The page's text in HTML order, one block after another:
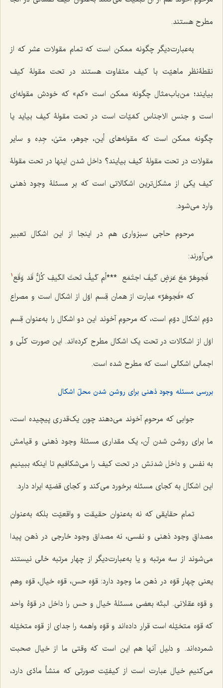
مطرح هستند.
به‌عبارت‌دیگر چگونه ممکن است که تمام مقولات عشر که از
نقطۀنظر ماهیّت با کیف متفاوت هستند در تحت مقولۀ کیف
بیایند؛ من‌باب‌مثال چگونه ممکن است «کم» که خودش مقوله‌ای
است و جنس الاجناس کمّیّات است در تحت مقولۀ کیف بیاید یا
چگونه ممکن است که مقوله‌های أین، جوهر، متىٰ، جِدِه و سایر
مقولات در تحت مقولۀ کیف بیایند؟ داخل شدن اینها در تحت مقولۀ
کیف یکى از مشکل‌ترین اشکالاتی است که بر مسئلۀ وجود ذهنى
وارد مى‌شود.
مرحوم حاجى سبزواری هم در اینجا از این اشکال تعبیر
مى‌آورند:
فَجوهَرٌ مَعَ عَرَضٍ کَیفَ اجتَمَع ***أم کَیفُ تَحتَ الکَیفِ کُلٌّ قَد وَقَع 1
که «فَجوهَرٌ» عبارت از همان قِسم اوّل از اشکال است و مصراع
دوّم اشکال دوّم است، که مرحوم آخوند این دو اشکال را به‌عنوان قِسم
اوّل از اشکالات در تحت یک اشکال مطرح کرده‌اند. این صورت کلّى و
اجمالى اشکالی است که مطرح شده است.
بررسی مسئله وجود ذهنی برای روشن شدن محلّ اشکال
جوابى که مرحوم آخوند مى‌دهند چون یک‌قدرى پیچیده است،
ما براى روشن شدن آن، یک مقدارى مسئلۀ وجود ذهنى و قیامش
به نفس و داخل شدنش در تحت کیف را مى‌شکافیم تا اینکه ببینیم
این اشکال به کجاى مسئله برخورد مى‌کند و کجاى قضیّه ایراد دارد.
تمام حقایقى که نه به‌عنوان حقیقت و واقعیّت بلکه به‌عنوان
مصداقِ وجود ذهنى و نفسى، نه مصداق وجود خارجى در ذهن پیدا
مى‌شوند از سه مرتبه و یا به‌عبارت‌دیگر از چهار مرتبه خالى نیستند
یعنی چهار قوّه در ذهن ما وجود دارد: قوّه حس، قوّه خیال، قوّه وهم
و قوّه عقلانى. البتّه بعضى مسئلۀ خیال و حس را داخل در قوّۀ واحد
که قوّه متخیّله است قرار داده‌اند و قوّه واهمه را جداى از قوّه متخیّله
شمرده‌اند. و دلیل آنها هم این است که وقتى ما از خیال صحبت
مى‌کنیم خیال عبارت است از کیفیّت صورتى که منشأ مادّى دارد،